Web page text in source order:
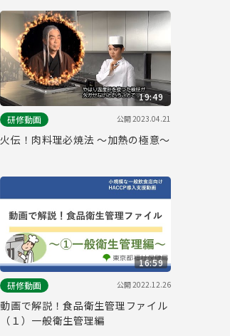
19:49
研修動画
公開2023.04.21
火伝！肉料理必焼法 ～加熱の極意～
16:59
研修動画
公開2022.12.26
動画で解説！食品衛生管理ファイル
（１）一般衛生管理編